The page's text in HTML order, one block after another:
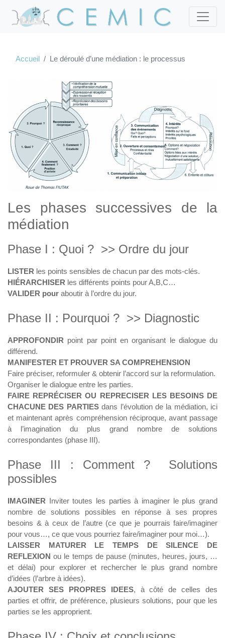
Accueil Le déroulé d’une médiation : le processus
Les phases successives de la
médiation
Phase I : Quoi ? >> Ordre du jour
LISTER les points sensibles de chacun par des mots-clés.
HIÉRARCHISER les différents points pour A,B,C…
VALIDER pour aboutir à l’ordre du jour.
Phase II : Pourquoi ? >> Diagnostic
APPROFONDIR point par point en organisant le dialogue du
différend.
MANIFESTER ET PROUVER SA COMPREHENSION
Faire préciser, reformuler & obtenir l’accord sur la reformulation.
Organiser le dialogue entre les parties.
FAIRE REPRÉCISER OU REPRECISER LES BESOINS DE
CHACUNE DES PARTIESdans l’évolution de la médiation, ici
et maintenant après compréhension réciproque, avant passage
à l’imagination du plus grand nombre de solutions
correspondantes (phase III).
Phase III : Comment ? Solutions
possibles
IMAGINER Inviter toutes les parties à imaginer le plus grand
nombre de solutions possibles en réponse à ses propres
besoins & à ceux de l’autre (ce que je pourrais faire/imaginer
pour vous…, ce que vous pourriez faire/imaginer pour moi…).
LAISSER MATURER LE TEMPS DE SILENCE DE
REFLEXIONou le temps de pause (minutes, heures, jours, …
et délai) pour explorer et rechercher le plus grand nombre
d’idées (l’arbre à idées).
AJOUTER SES PROPRES IDEES, à côté de celles des
parties et offrir, de préférence, plusieurs solutions, pour que les
parties se les approprient.